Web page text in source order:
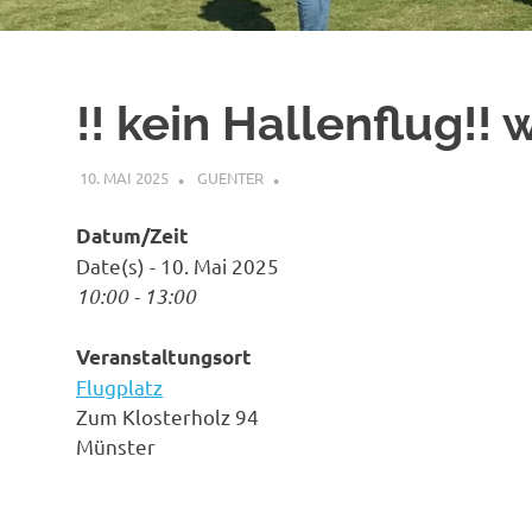
!! kein Hallenflug!!
10. MAI 2025 GUENTER
Datum/Zeit
Date(s) - 10. Mai 2025
10:00 - 13:00
Veranstaltungsort
Flugplatz
Zum Klosterholz 94
Münster